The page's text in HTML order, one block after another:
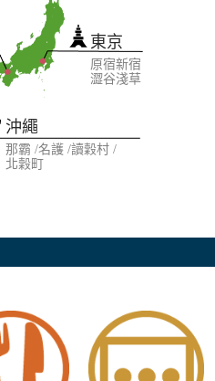
東京
原宿新宿
澀谷淺草
沖繩
那霸 名護 讀穀村
北穀町